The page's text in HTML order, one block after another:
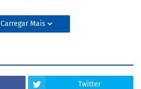
Carregar Mais
Twitter